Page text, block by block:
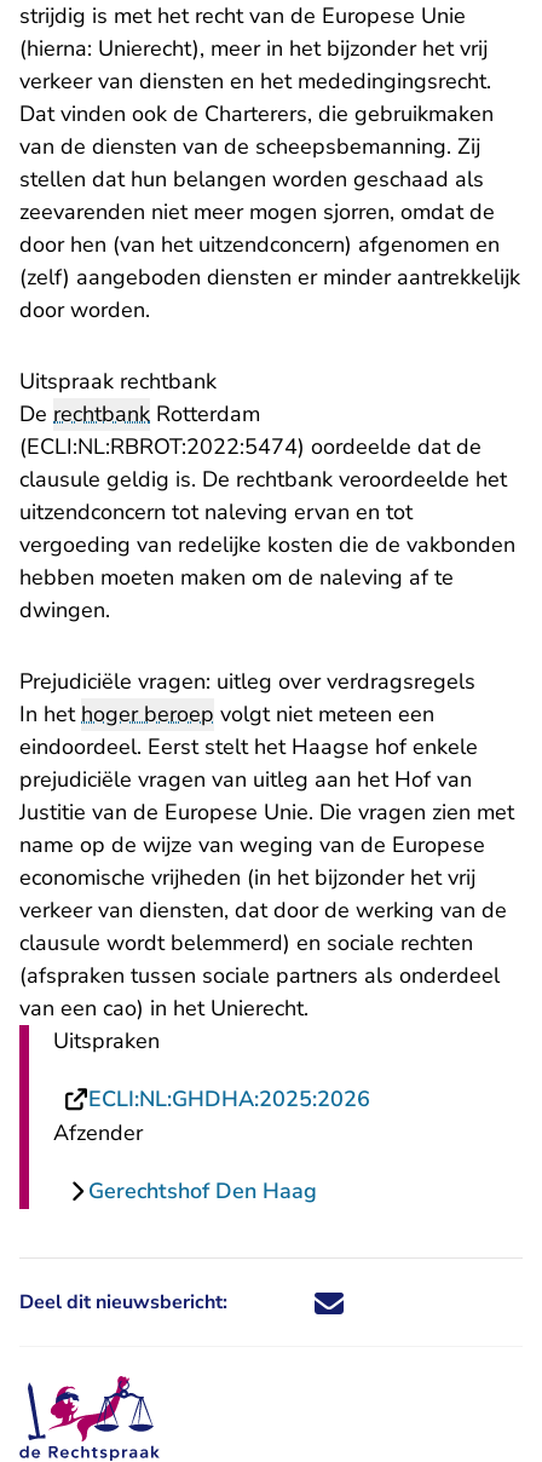
strijdig is met het recht van de Europese Unie
(hierna: Unierecht), meer in het bijzonder het vrij
verkeer van diensten en het mededingingsrecht.
Dat vinden ook de Charterers, die gebruikmaken
van de diensten van de scheepsbemanning. Zij
stellen dat hun belangen worden geschaad als
zeevarenden niet meer mogen sjorren, omdat de
door hen (van het uitzendconcern) afgenomen en
(zelf) aangeboden diensten er minder aantrekkelijk
door worden.
Uitspraak rechtbank
De rechtbank Rotterdam
(ECLI:NL:RBROT:2022:5474) oordeelde dat de
clausule geldig is. De rechtbank veroordeelde het
uitzendconcern tot naleving ervan en tot
vergoeding van redelijke kosten die de vakbonden
hebben moeten maken om de naleving af te
dwingen.
Prejudiciële vragen: uitleg over verdragsregels
In hethoger beroep volgt niet meteen een
eindoordeel. Eerst stelt het Haagse hof enkele
prejudiciële vragen van uitleg aan het Hof van
Justitie van de Europese Unie. Die vragen zien met
name op de wijze van weging van de Europese
economische vrijheden (in het bijzonder het vrij
verkeer van diensten, dat door de werking van de
clausule wordt belemmerd) en sociale rechten
(afspraken tussen sociale partners als onderdeel
van een cao) in het Unierecht.
Uitspraken
ECLI:NL:GHDHA:2025:2026
Afzender
Gerechtshof Den Haag
Deel dit nieuwsbericht: Deel dit nieuwsbericht via X -
Deel dit nieuwsbericht via
Deel dit nieuwsbericht
Deel dit